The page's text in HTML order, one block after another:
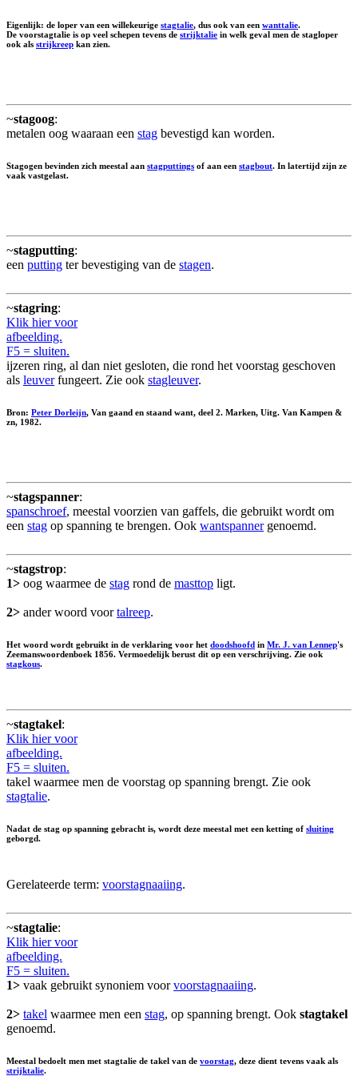
Eigenlijk: de loper van een willekeurige stagtalie, dus ook van een wanttalie.
De voorstagtalie is op veel schepen tevens de strijktalie in welk geval men de stagloper
ook als strijkreep kan zien.
~stagoog:
metalen oog waaraan een stag bevestigd kan worden.
Stagogen bevinden zich meestal aan stagputtings of aan een stagbout. In latertijd zijn ze
vaak vastgelast.
~stagputting:
een putting ter bevestiging van de stagen.
~stagring:
Klik hier voor
afbeelding.
F5 = sluiten.
ijzeren ring, al dan niet gesloten, die rond het voorstag geschoven
als leuverfungeert. Zie ook stagleuver.
Bron: Peter Dorleijn, Van gaand en staand want, deel 2. Marken, Uitg. Van Kampen &
zn, 1982.
~stagspanner:
spanschroef, meestal voorzien van gaffels, die gebruikt wordt om
een stag op spanning te brengen. Ook wantspannergenoemd.
~stagstrop:
1> oog waarmee de stag rond de masttop ligt.
2> ander woord voortalreep.
Het woord wordt gebruikt in de verklaring voor het doodshoofd in Mr. J. van Lennep's
Zeemanswoordenboek 1856. Vermoedelijk berust dit op een verschrijving. Zie ook
stagkous.
~stagtakel:
Klik hier voor
afbeelding.
F5 = sluiten.
takel waarmee men de voorstag op spanning brengt. Zie ook
stagtalie.
Nadat de stag op spanning gebracht is, wordt deze meestal met een ketting of sluiting
geborgd.
Gerelateerde term: voorstagnaaiing.
~stagtalie:
Klik hier voor
afbeelding.
F5 = sluiten.
1> vaak gebruikt synoniem voorvoorstagnaaiing.
2> takel waarmee men een stag, op spanning brengt. Ook stagtakel
genoemd.
Meestal bedoelt men met stagtalie de takel van de voorstag, deze dient tevens vaak als
strijktalie.